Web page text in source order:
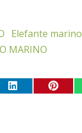
Elefante marino
MARINO